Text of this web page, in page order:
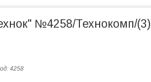
№4258/Технокомп/(3)
4258